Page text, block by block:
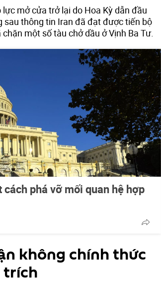
mở cửa trở lại do Hoa Kỳ dẫn đầu
thông tin Iran đã đạt được tiến bộ
chặn một số tàu chở dầu ở Vịnh Ba Tư.
phá vỡ mối quan hệ hợp
không chính thức
trích